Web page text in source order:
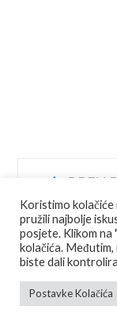
objava
PREV
© COPYRIGHTJU
FOTO
Koristimo kolačiće
pružili najbolje
posjete. Klikom
kolačića.
biste dali
Postavke Kolačića